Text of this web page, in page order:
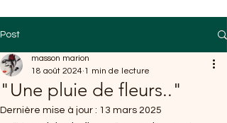
Post
"Une pluie de fleurs.."
masson marion
18 août 2024 1 min de lecture
Dernière mise à jour : 13 mars 2025